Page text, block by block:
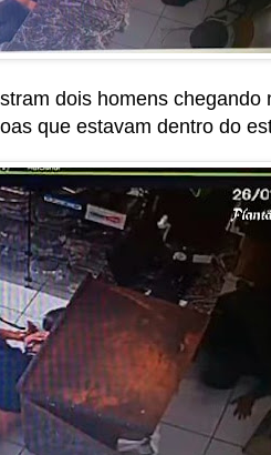
dois homens chegando
que estavam dentro do